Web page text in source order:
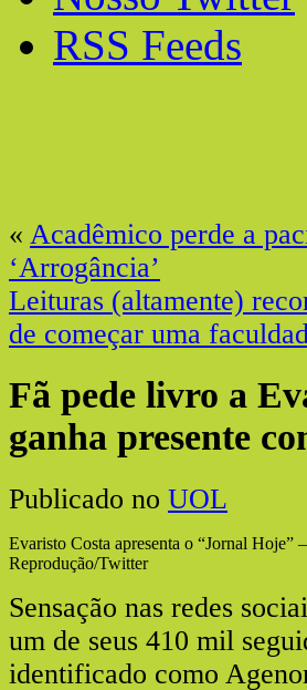
RSS Feeds
« Acadêmico perde a
‘Arrogância’
Leituras (altamente)
de começar uma
Fã pede livro a
ganha presente
Publicado no UOL
Evaristo Costa apresenta o “Jornal Hoje” –
Reprodução/Twitter
Sensação nas redes
um de seus 410 mil
identificado como